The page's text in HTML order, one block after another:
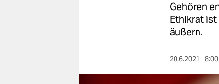
verlag
Gehören
Ethikrat ist
äußern.
20.6.2021